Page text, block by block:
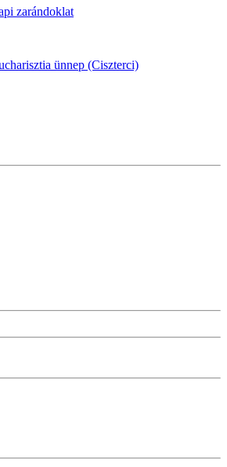
zarándoklat
ünnep (Ciszterci)